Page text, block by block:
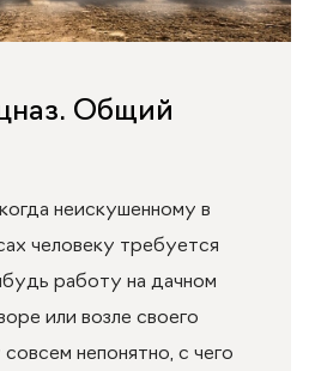
Общий
неискушенному в
человеку требуется
работу на дачном
или возле своего
непонятно, с чего